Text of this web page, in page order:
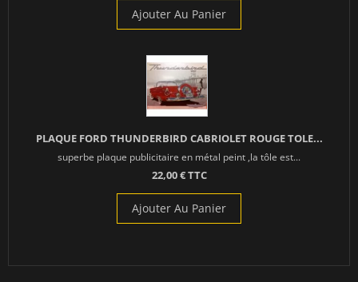
Ajouter Au Panier
PLAQUE FORD THUNDERBIRD CABRIOLET ROUGE TOLE...
superbe plaque publicitaire en métal peint ,la tôle est...
22,00 € TTC
Ajouter Au Panier